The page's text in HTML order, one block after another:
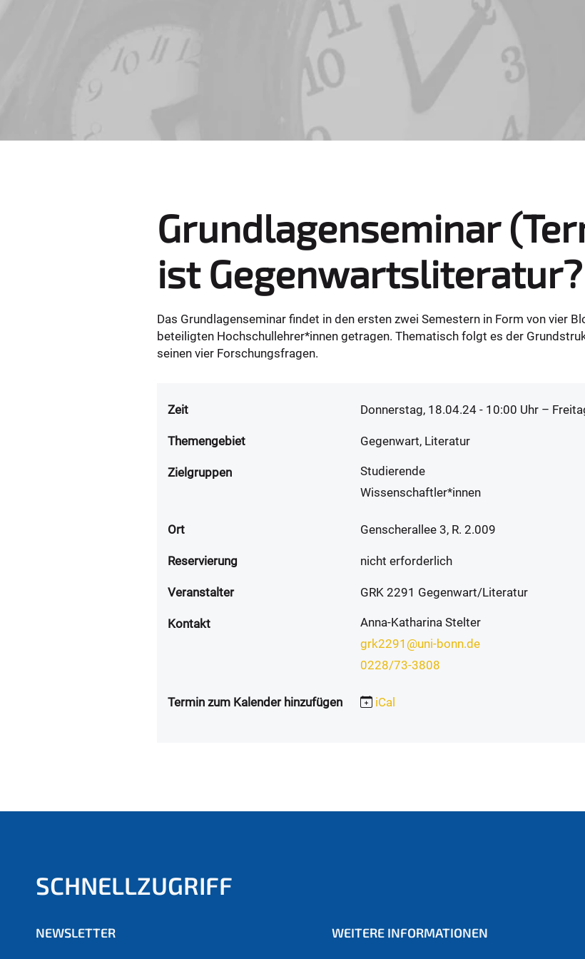
Grundlagenseminar
ist Gegenwartsliteratur?
Das Grundlagenseminar findet in den ersten zwei Semestern in Form von vier
beteiligten Hochschullehrer*innen getragen. Thematisch folgt es der
seinen vier Forschungsfragen.
Zeit Donnerstag, 18.04.24 - 10:00 Uhr –
Themengebiet Gegenwart, Literatur
Zielgruppen
Studierende
Wissenschaftler*innen
Ort Genscherallee 3, R. 2.009
Reservierung nicht erforderlich
Veranstalter GRK 2291 Gegenwart/Literatur
Kontakt
Anna-Katharina Stelter
grk2291@uni-bonn.de
0228/73-3808
Termin zum Kalender hinzufügen iCal
SCHNELLZUGRIFF
NEWSLETTER WEITERE INFORMATIONEN